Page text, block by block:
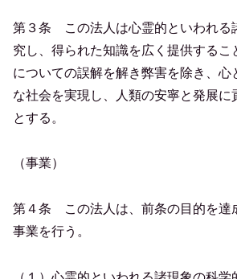
第３条 この法人は心霊的といわれる
究し、得られた知識を広く提供するこ
についての誤解を解き弊害を除き、心
な社会を実現し、人類の安寧と発展に
とする。
（事業）
第４条 この法人は、前条の目的を達
事業を行う。